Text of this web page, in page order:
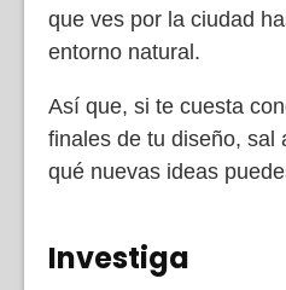
que ves por la ciudad
entorno natural.
Así que, si te cuesta
finales de tu diseño, sal
qué nuevas ideas
Investiga